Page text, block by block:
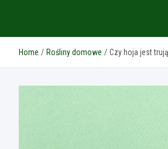
Home Rośliny domowe Czy hoja jest